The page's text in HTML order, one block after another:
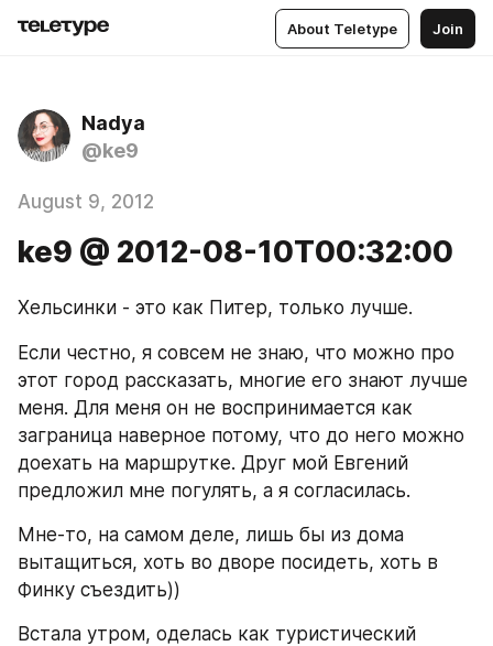
About Teletype Join
Nadya
@ke9
August 9, 2012
ke9 @ 2012-08-10T00:32:00
Хельсинки - это как Питер, только лучше.
Если честно, я совсем не знаю, что можно про
этот город рассказать, многие его знают лучше
меня. Для меня он не воспринимается как
заграница наверное потому, что до него можно
доехать на маршрутке. Друг мой Евгений
предложил мне погулять, а я согласилась.
Мне-то, на самом деле, лишь бы из дома
вытащиться, хоть во дворе посидеть, хоть в
Финку съездить))
Встала утром, оделась как туристический